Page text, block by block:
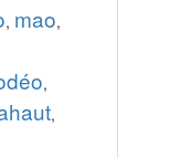
, mao,
,
,